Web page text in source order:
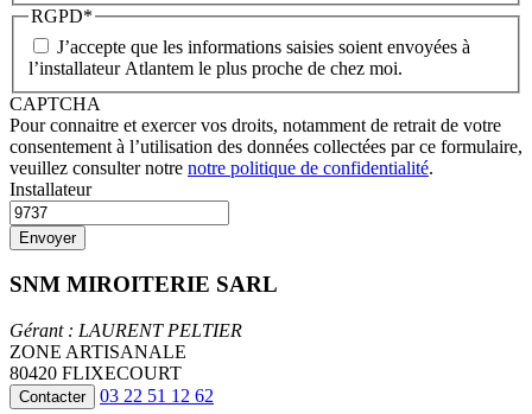
RGPD*
J’accepte que les informations saisies soient envoyées à
l’installateur Atlantem le plus proche de chez moi.
CAPTCHA
Pour connaitre et exercer vos droits, notamment de retrait de votre
consentement à l’utilisation des données collectées par ce formulaire,
veuillez consulter notre notre politique de confidentialité.
Installateur
SNM MIROITERIE SARL
Gérant : LAURENT PELTIER
ZONE ARTISANALE
80420 FLIXECOURT
Contacter 03 22 51 12 62